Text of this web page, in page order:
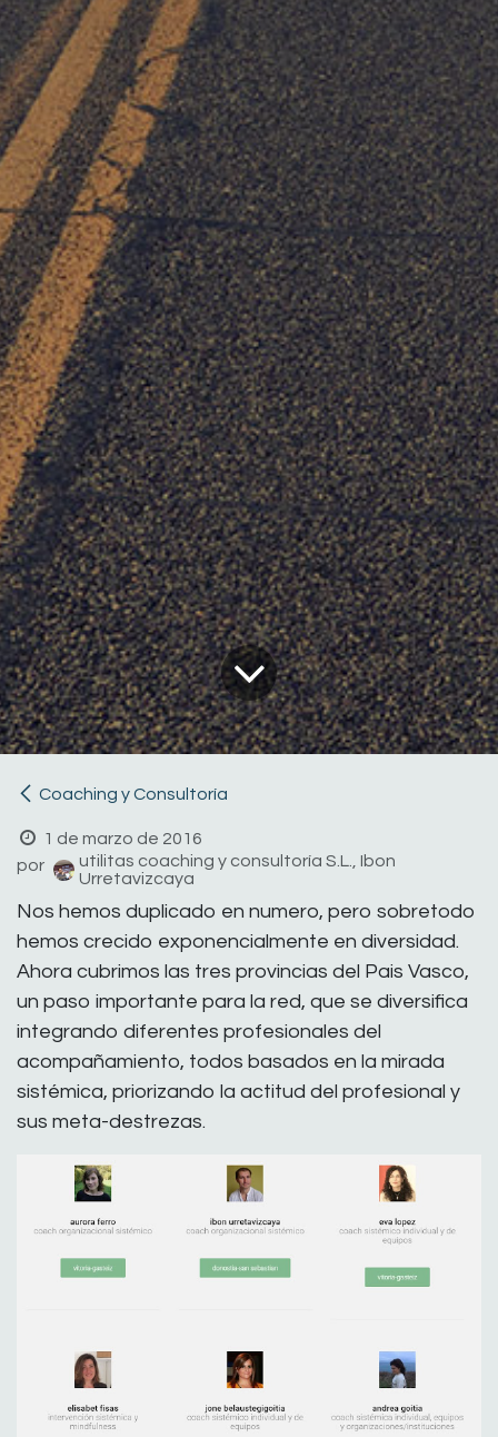
Coaching y Consultoría
1 de marzo de 2016
por
utilitas coaching y consultoría S.L., Ibon
Urretavizcaya
Nos hemos duplicado en numero, pero sobretodo
hemos crecido exponencialmente en diversidad.
Ahora cubrimos las tres provincias del Pais Vasco,
un paso importante para la red, que se diversifica
integrando diferentes profesionales del
acompañamiento, todos basados en la mirada
sistémica, priorizando la actitud del profesional y
sus meta-destrezas.